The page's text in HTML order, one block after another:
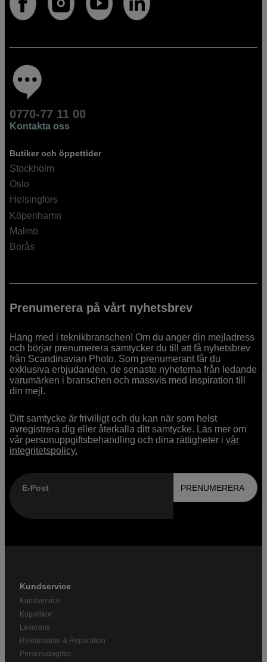
0770-77 11 00
Kontakta oss
Butiker och öppettider
Stockholm
Oslo
Helsingfors
Köpenhamn
Malmö
Borås
Prenumerera på vårt nyhetsbrev
Häng med i teknikbranschen! Om du anger din mejladress
och börjar prenumerera samtycker du till att få nyhetsbrev
från Scandinavian Photo. Som prenumerant får du
exklusiva erbjudanden, de senaste nyheterna från ledande
varumärken i branschen och massvis med inspiration till
din mejl.
Ditt samtycke är frivilligt och du kan när som helst
avregistrera dig eller återkalla ditt samtycke. Läs mer om
vår personuppgiftsbehandling och dina rättigheter ivår
integritetspolicy.
E-Post PRENUMERERA
Kundservice
Kundservice
Köpvillkor
Leverans
Reklamation & Reparation
Personuppgifter